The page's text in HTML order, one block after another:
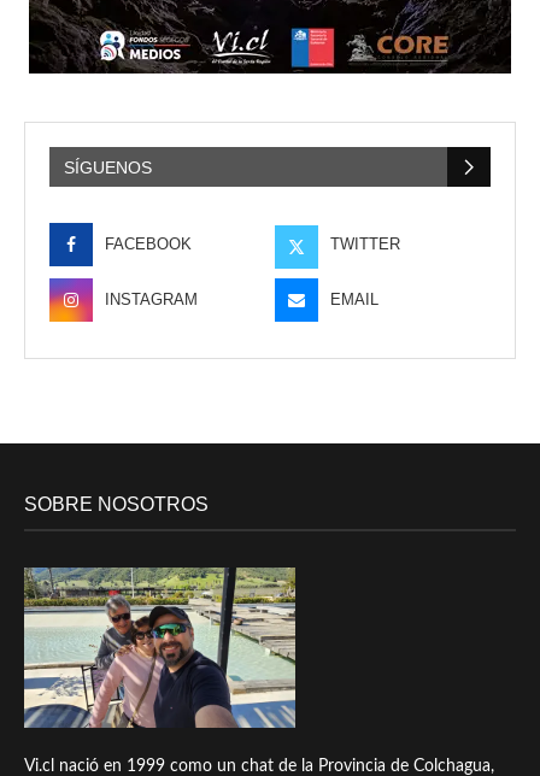
SÍGUENOS
FACEBOOK TWITTER
INSTAGRAM EMAIL
SOBRE NOSOTROS
Vi.cl nació en 1999 como un chat de la Provincia de Colchagua,